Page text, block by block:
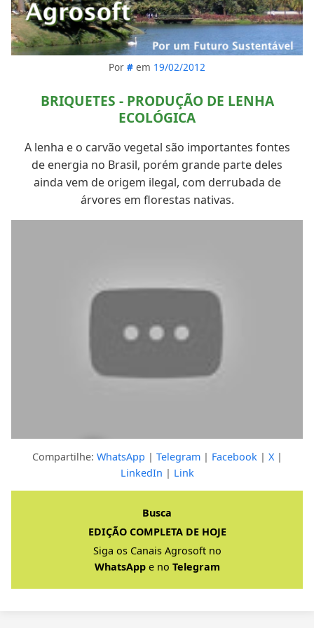
Por # em 19/02/2012
BRIQUETES - PRODUÇÃO DE LENHA
ECOLÓGICA
A lenha e o carvão vegetal são importantes fontes
de energia no Brasil, porém grande parte deles
ainda vem de origem ilegal, com derrubada de
árvores em florestas nativas.
Clique para ver a resposta completa
Compartilhe: WhatsApp | Telegram| Facebook | X|
LinkedIn | Link
Busca
EDIÇÃO COMPLETA DE HOJE
Siga os Canais Agrosoft no
WhatsAppe no Telegram